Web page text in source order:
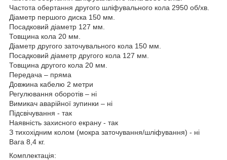
Частота обертання другого шліфувального кола 2950 об/хв.
Діаметр першого диска 150 мм.
Посадковий діаметр 127 мм.
Товщина кола 20 мм.
Діаметр другого заточувального кола 150 мм.
Посадковий діаметр другого кола 127 мм.
Товщина другого кола 20 мм.
Передача – пряма
Довжина кабелю 2 метри
Регулювання оборотів – ні
Вимикач аварійної зупинки – ні
Підсвічування - так
Наявність захисного екрану - так
З тихохідним колом (мокра заточування/шліфування) - ні
Вага 8,4 кг.
Комплектація: